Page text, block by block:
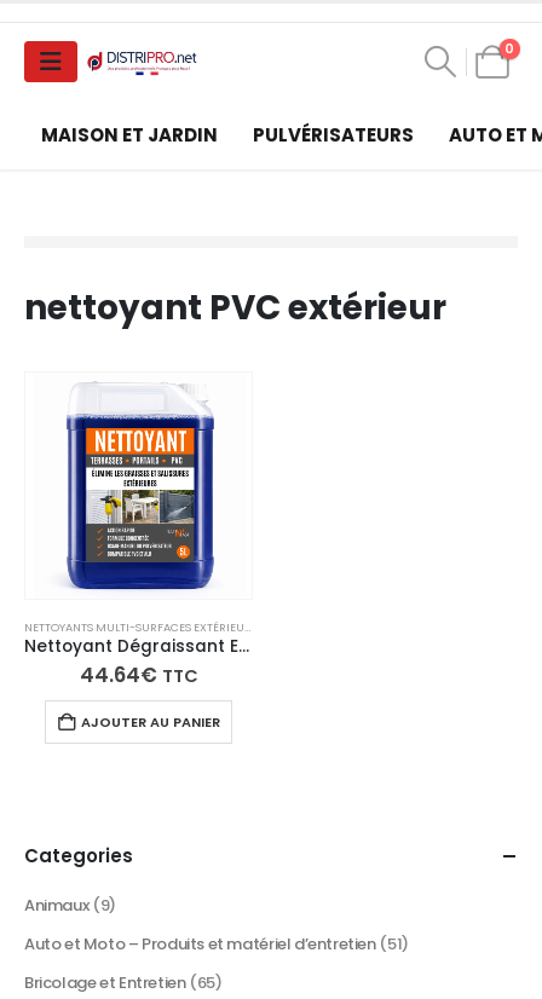
0
MAISON ET JARDIN PULVÉRISATEURS AUTO ET
nettoyant PVC extérieur
Nettoyant Dégraissant Extérieur Concentré | Terrasses, PVC, Portails & Volets – Fasti’OUT
44.64€ TTC
AJOUTER AU PANIER
Categories
Animaux (9)
Auto et Moto – Produits et matériel d’entretien (51)
Bricolage et Entretien (65)